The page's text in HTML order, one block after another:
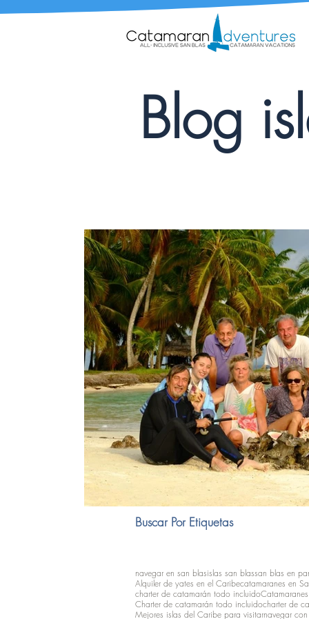
Blog
Buscar Por Etiquetas
navegar en san blasislas san blassan blas en
Alquiler de yates en el Caribecatamaranes en
charter de catamarán todo incluido
Charter de catamarán todo incluidocharter de
Mejores islas del Caribe para visitarnavegar